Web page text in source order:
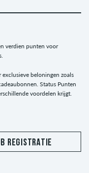
verdien punten voor
beloningen zoals
Status Punten
voordelen krijgt.
REGISTRATIE